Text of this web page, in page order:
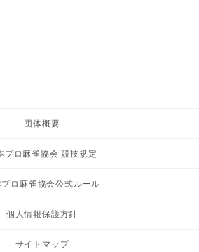
団体概要
プロ麻雀協会 競技規定
プロ麻雀協会公式ルール
個人情報保護方針
サイトマップ